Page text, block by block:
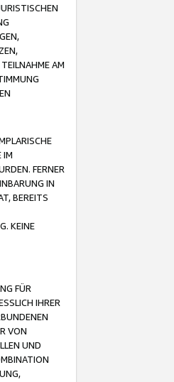
AM
IM
FERNER
IN
BEREITS
KEINE
FÜR
IHRER
VON
UND